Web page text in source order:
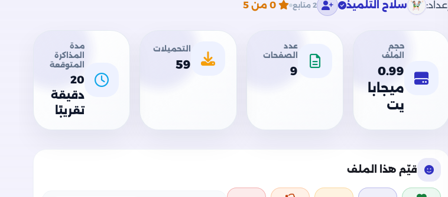
إعداد: سلاح التلميذ 2 متابع 0من 5
حجم
الملف
0.99
ميجابا
يت
عدد
الصفحات
9
التحميلات
59
مدة
المذاكرة
المتوقعة
20
دقيقة
تقريبًا
قيّم هذا الملف